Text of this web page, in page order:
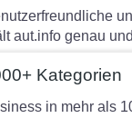
aut.info genau
Kategorien
in mehr als